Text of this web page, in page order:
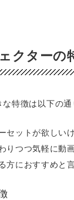
クターの
特徴は以下の通
セットが欲しい
りつつ気軽に動
方におすすめと